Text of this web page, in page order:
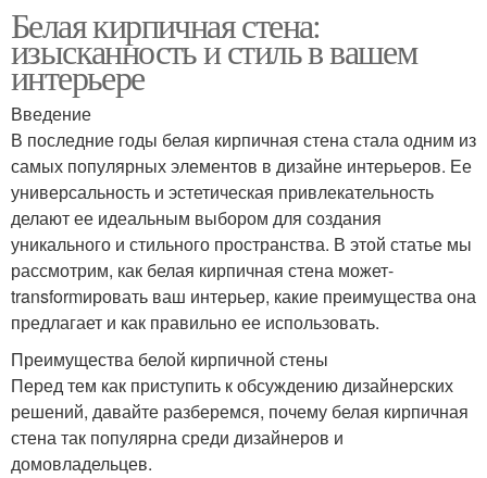
Белая кирпичная стена:
изысканность и стиль в вашем
интерьере
Введение
В последние годы белая кирпичная стена стала одним из
самых популярных элементов в дизайне интерьеров. Ее
универсальность и эстетическая привлекательность
делают ее идеальным выбором для создания
уникального и стильного пространства. В этой статье мы
рассмотрим, как белая кирпичная стена может-
transformировать ваш интерьер, какие преимущества она
предлагает и как правильно ее использовать.
Преимущества белой кирпичной стены
Перед тем как приступить к обсуждению дизайнерских
решений, давайте разберемся, почему белая кирпичная
стена так популярна среди дизайнеров и
домовладельцев.